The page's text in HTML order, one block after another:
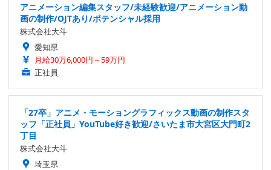
アニメーション編集スタッフ/未経験歓迎/アニメーション動
画の制作/OJTあり/ポテンシャル採用
株式会社大斗
愛知県
月給30万6,000円～59万円
正社員
「27卒」アニメ・モーショングラフィックス動画の制作スタ
ッフ「正社員」YouTube好き歓迎/さいたま市大宮区大門町2
丁目
株式会社大斗
埼玉県